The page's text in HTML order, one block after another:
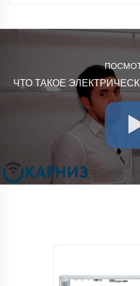
ЧТО ТАКОЕ